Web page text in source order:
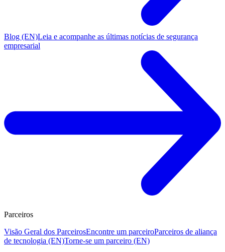
Blog (EN)Leia e acompanhe as últimas notícias de segurança
empresarial
Parceiros
Visão Geral dos ParceirosEncontre um parceiroParceiros de aliança
de tecnologia (EN)Torne-se um parceiro (EN)